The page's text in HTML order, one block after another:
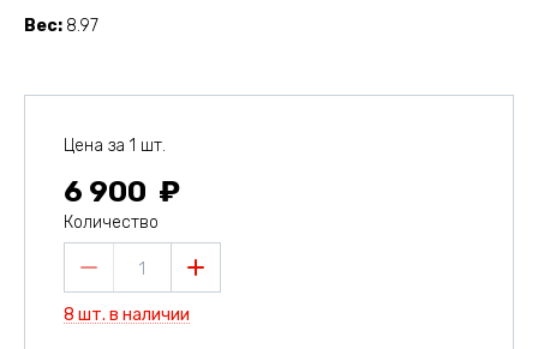
Вес 8.97
Цена за 1 шт.
6 900
Количество
1
8 шт. в наличии